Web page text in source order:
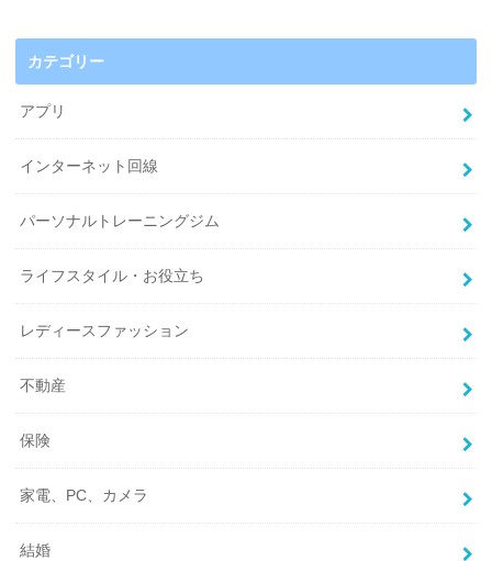
カテゴリー
アプリ
インターネット回線
パーソナルトレーニングジム
ライフスタイル・お役立ち
レディースファッション
不動産
保険
家電、PC、カメラ
結婚